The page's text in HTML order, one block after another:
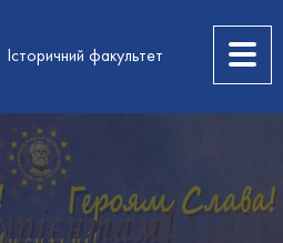
Історичний факультет